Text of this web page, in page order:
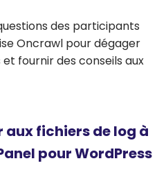
des participants
Oncrawl pour dégager
fournir des conseils aux
fichiers de log à
pour WordPress